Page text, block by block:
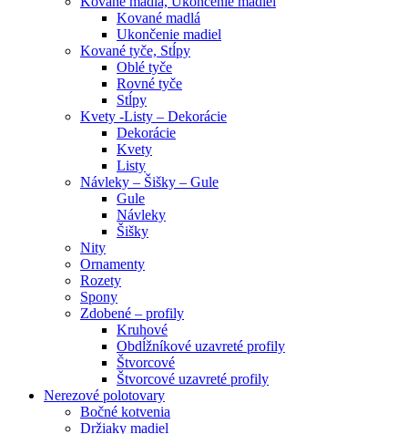
Kované madlá
Ukončenie madiel
Kované tyče, Stĺpy
Oblé tyče
Rovné tyče
Stĺpy
Kvety -Listy – Dekorácie
Dekorácie
Kvety
Listy
Návleky – Šišky – Gule
Gule
Návleky
Šišky
Nity
Ornamenty
Rozety
Spony
Zdobené – profily
Kruhové
Obdĺžníkové uzavreté profily
Štvorcové
Štvorcové uzavreté profily
Nerezové polotovary
Bočné kotvenia
Držiaky madiel